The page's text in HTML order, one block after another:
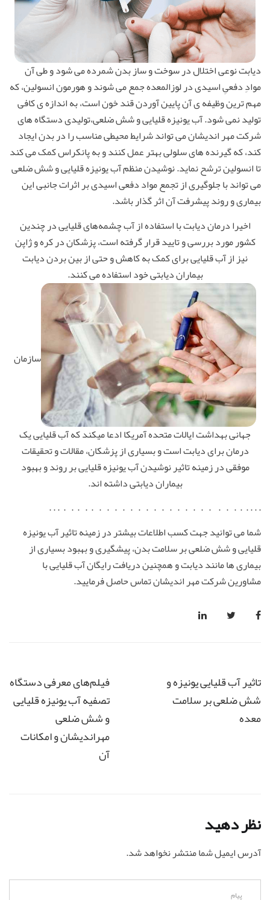
دیابت نوعی اختلال در سوخت و ساز بدن شمرده می شود و طی آن
موادِ دفعیِ اسیدی در لوزالمعده جمع می شوند و هورمون انسولین، که
مهم ترین وظیفه ی آن پایین آوردن قند خون است، به اندازه ی کافی
تولید نمی شود. آب یونیزه قلیایی و شش ضلعی،تولیدی دستگاه های
شرکت مهر اندیشان می تواند شرایط محیطی مناسب را در بدن ایجاد
کند، که گیرنده های سلولی بهتر عمل کنند و به پانکراس کمک می کند
تا انسولین ترشح نماید. نوشیدن منظم آب یونیزه قلیایی و شش ضلعی
می تواند با جلوگیری از تجمع مواد دفعی اسیدی بر اثرات جانبی این
بیماری و روند پیشرفت آن اثر گذار باشد.
اخیرا درمان دیابت با استفاده از آب چشمه‌های قلیایی در چندین
کشور مورد بررسی و تایید قرار گرفته است، پزشکان در کره و ژاپن
نیز از آب قلیایی برای کمک به کاهش و حتی از بین بردن دیابت
بیماران دیابتی خود استفاده می کنند.
سازمان
جهانی بهداشت ایالات متحده آمریکا ادعا میکند که آب قلیایی یک
درمان برای دیابت است و بسیاری از پزشکان، مقالات و تحقیقات
موفقی در زمینه تاثیر نوشیدن آب یونیزه قلیایی بر روند و بهبود
بیماران دیابتی داشته اند.
. . . . . . . . . . . . . . . . . . . . . . . . . . . . . . .
شما می توانید جهت کسب اطلاعات بیشتر در زمینه تاثیر آب یونیزه
قلیایی و شش ضلعی بر سلامت بدن، پیشگیری و بهبود بسیاری از
بیماری ها مانند دیابت و همچنین دریافت رایگان آب قلیایی با
مشاورین شرکت مهر اندیشان تماس حاصل فرمایید.
تاثیر آب قلیایی یونیزه و
شش ضلعی بر سلامت
معده
فیلم‌های معرفی دستگاه
تصفیه آب یونیزه قلیایی
و شش ضلعی
مهراندیشان و امکانات
آن
نظر دهید
آدرس ایمیل شما منتشر نخواهد شد.